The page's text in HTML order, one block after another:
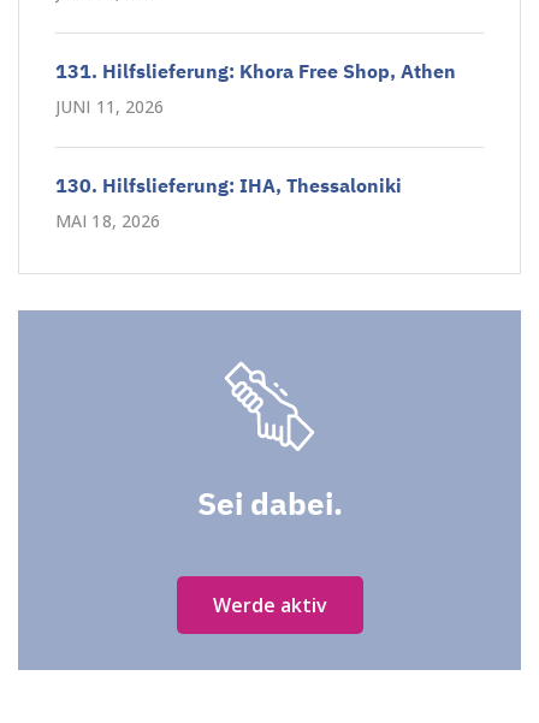
131. Hilfslieferung: Khora Free Shop, Athen
JUNI 11, 2026
130. Hilfslieferung: IHA, Thessaloniki
MAI 18, 2026
Sei dabei.
Werde aktiv